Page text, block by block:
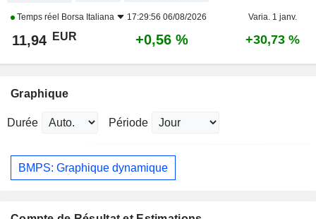
Temps réel Borsa Italiana 17:29:56 06/08/2026 Varia. 1 janv.
11,94 EUR +0,56 % +30,73 %
Graphique
Durée Période
BMPS: Graphique dynamique